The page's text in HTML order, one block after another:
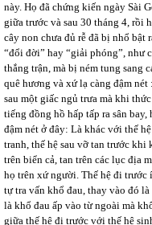
này. Họ đã chứng kiến ngày Sài
giữa trước và sau 30 tháng 4, rồi
cây non chưa đủ rễ đã bị nhổ
“đổi đời” hay “giải phóng”, như
thắng trận, mà bị ném tung sang
quê hương và xứ lạ càng đậm
sau một giấc ngủ trưa mà khi
tiếng đồng hồ hấp tấp ra sân
đậm nét ở đây: Là khác với thế
tranh, thế hệ sau vỡ tan trước
trên biển cả, tan trên các lục địa
họ trên xứ người. Thế hệ đi
tự tra vấn khổ đau, thay vào đó
là khổ đau ấp vào từ ngoài mà
giữa thế hệ đi trước với thế hệ